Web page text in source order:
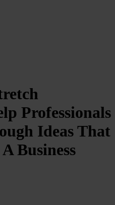
Professionals
Ideas That
Business